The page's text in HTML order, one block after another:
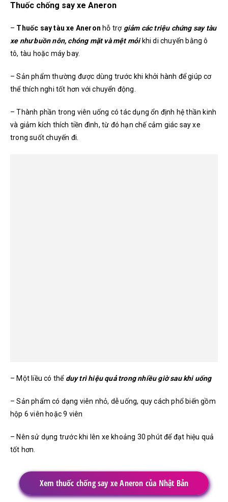
Thuốc chống say xe Aneron
– Thuốc say tàu xe Aneron hỗ trợ giảm các triệu chứng say tàu
xe như buồn nôn, chóng mặt và mệt mỏikhi di chuyển bằng ô
tô, tàu hoặc máy bay.
– Sản phẩm thường được dùng trước khi khởi hành để giúp cơ
thể thích nghi tốt hơn với chuyển động.
– Thành phần trong viên uống có tác dụng ổn định hệ thần kinh
và giảm kích thích tiền đình, từ đó hạn chế cảm giác say xe
trong suốt chuyến đi.
– Một liều có thể duy trì hiệu quả trong nhiều giờ sau khi uống
– Sản phẩm có dạng viên nhỏ, dễ uống, quy cách phổ biến gồm
hộp 6 viên hoặc 9 viên
– Nên sử dụng trước khi lên xe khoảng 30 phút để đạt hiệu quả
tốt hơn.
Xem thuốc chống say xe Aneron của Nhật Bản